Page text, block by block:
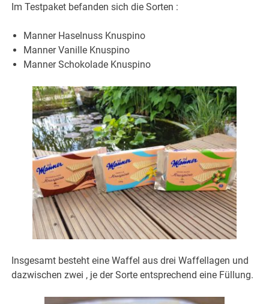
Im Testpaket befanden sich die Sorten :
Manner Haselnuss Knuspino
Manner Vanille Knuspino
Manner Schokolade Knuspino
Insgesamt besteht eine Waffel aus drei Waffellagen und
dazwischen zwei , je der Sorte entsprechend eine Füllung.